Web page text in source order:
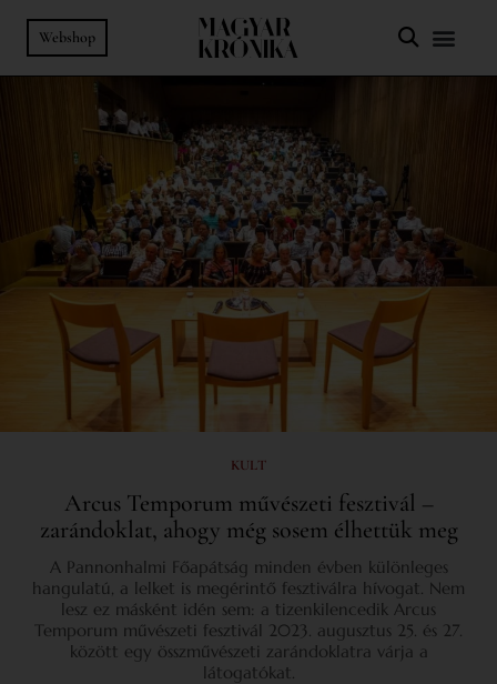
Webshop
KULT
Arcus Temporum művészeti fesztivál –
zarándoklat, ahogy még sosem élhettük meg
A Pannonhalmi Főapátság minden évben különleges
hangulatú, a lelket is megérintő fesztiválra hívogat. Nem
lesz ez másként idén sem: a tizenkilencedik Arcus
Temporum művészeti fesztivál 2023. augusztus 25. és 27.
között egy összművészeti zarándoklatra várja a
látogatókat.